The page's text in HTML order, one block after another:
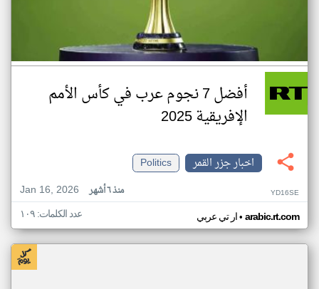
أفضل 7 نجوم عرب في كأس الأمم
الإفريقية 2025
اخبار جزر القمر
Politics
Jan 16, 2026
منذ ٦ أشهر YD16SE
ار تي عربي• arabic.rt.com عدد الكلمات: ١٠٩